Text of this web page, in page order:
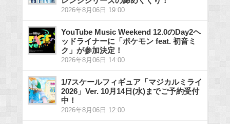
2026年8月06日 19:00
YouTube Music Weekend 12.0のDay2ヘ
ッドライナーに「ポケモン feat. 初音ミ
ク」が参加決定！
2026年8月06日 14:00
1/7スケールフィギュア「マジカルミライ
2026」Ver. 10月14日(水)までご予約受付
中！
2026年8月06日 12:00